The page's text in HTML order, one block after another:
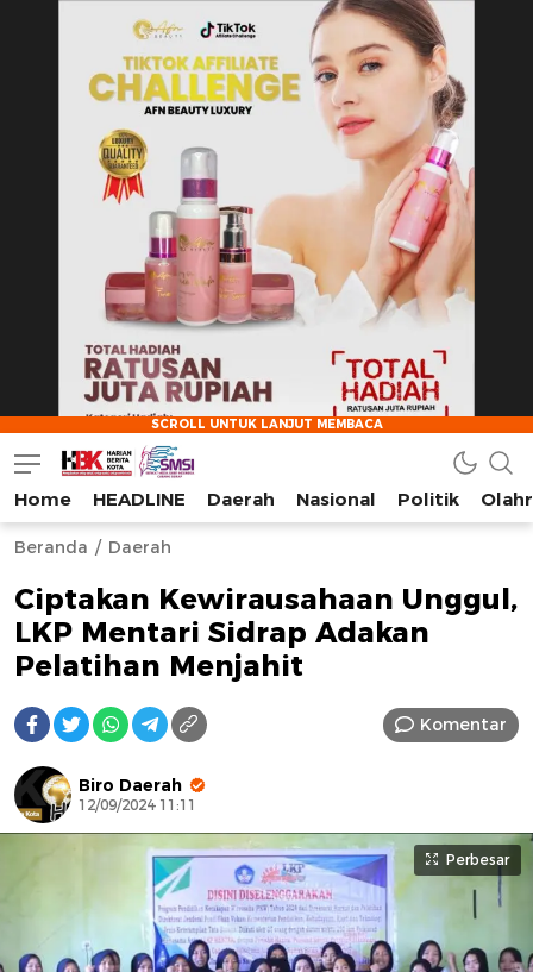
HarianBeritaKota
Mengabarkan Setiap Detil, Sudut, dan Cerita Kota
Home HEADLINE Daerah Nasional Politik
Beranda Daerah
Ciptakan Kewirausahaan Unggul,
LKP Mentari Sidrap Adakan
Pelatihan Menjahit
Komentar
Biro Daerah
12/09/2024 11:11
Perbesar